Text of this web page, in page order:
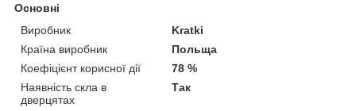
Основні
Виробник
Kratki
Країна виробник
Польща
Коефіцієнт корисної дії
78 %
Наявність скла в
дверцятах
Так